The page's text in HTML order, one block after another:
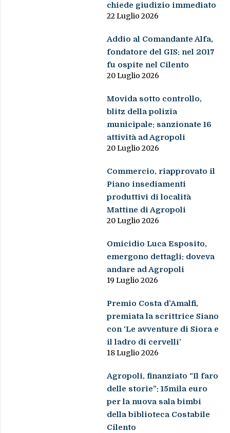
chiede giudizio immediato
22 Luglio 2026
Addio al Comandante Alfa,
fondatore del GIS: nel 2017
fu ospite nel Cilento
20 Luglio 2026
Movida sotto controllo,
blitz della polizia
municipale: sanzionate 16
attività ad Agropoli
20 Luglio 2026
Commercio, riapprovato il
Piano insediamenti
produttivi di località
Mattine di Agropoli
20 Luglio 2026
Omicidio Luca Esposito,
emergono dettagli: doveva
andare ad Agropoli
19 Luglio 2026
Premio Costa d’Amalfi,
premiata la scrittrice Siano
con ‘Le avventure di Siora e
il ladro di cervelli’
18 Luglio 2026
Agropoli, finanziato “Il faro
delle storie”: 15mila euro
per la nuova sala bimbi
della biblioteca Costabile
Cilento